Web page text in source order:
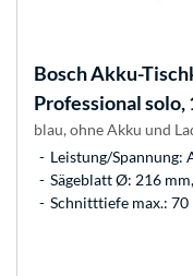
BoschAkku-
Professional solo,
blau, ohne Akku und
Leistung/Spannung:
Sägeblatt Ø: 216
Schnitttiefe max.: 70